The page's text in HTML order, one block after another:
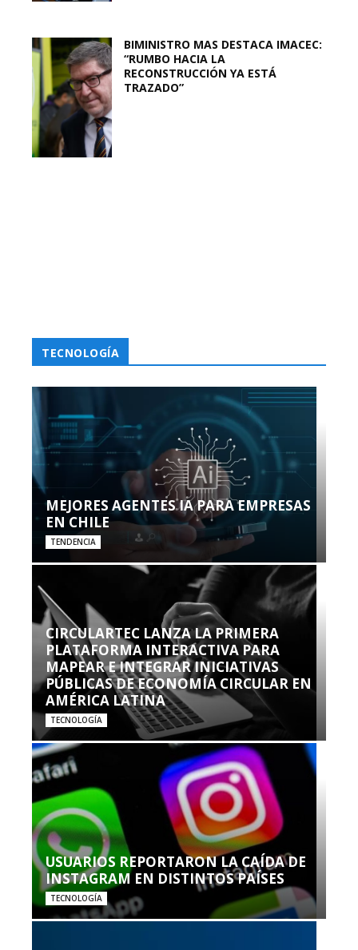
BIMINISTRO MAS DESTACA IMACEC:
“RUMBO HACIA LA
RECONSTRUCCIÓN YA ESTÁ
TRAZADO”
TECNOLOGÍA
MEJORES AGENTES IA PARA EMPRESAS
EN CHILE
TENDENCIA
CIRCULARTEC LANZA LA PRIMERA
PLATAFORMA INTERACTIVA PARA
MAPEAR E INTEGRAR INICIATIVAS
PÚBLICAS DE ECONOMÍA CIRCULAR EN
AMÉRICA LATINA
TECNOLOGÍA
USUARIOS REPORTARON LA CAÍDA DE
INSTAGRAM EN DISTINTOS PAÍSES
TECNOLOGÍA